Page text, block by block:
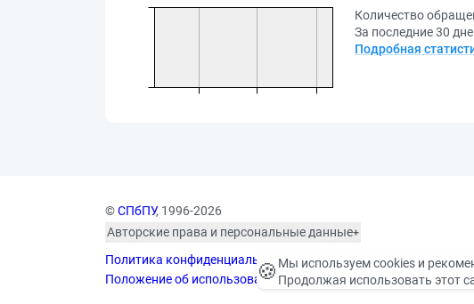
Количество
За последние 30
Подробная
©СПбПУ, 1996-2026
Авторские права и персональные данные
изображённых лиц в соответствии
с требованиями законодательства
Политика конфиденциальности
Положение об использовании «cookie» файлов
🍪 Мы используем cookies и
Продолжая использовать этот